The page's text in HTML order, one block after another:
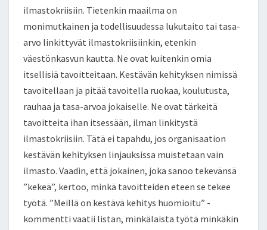
ilmastokriisiin. Tietenkin maailma on
monimutkainen ja todellisuudessa lukutaito tai tasa-
arvo linkittyvät ilmastokriisiinkin, etenkin
väestönkasvun kautta. Ne ovat kuitenkin omia
itsellisiä tavoitteitaan. Kestävän kehityksen nimissä
tavoitellaan ja pitää tavoitella ruokaa, koulutusta,
rauhaa ja tasa-arvoa jokaiselle. Ne ovat tärkeitä
tavoitteita ihan itsessään, ilman linkitystä
ilmastokriisiin. Tätä ei tapahdu, jos organisaation
kestävän kehityksen linjauksissa muistetaan vain
ilmasto. Vaadin, että jokainen, joka sanoo tekevänsä
”kekeä”, kertoo, minkä tavoitteiden eteen se tekee
työtä. ”Meillä on kestävä kehitys huomioitu” -
kommentti vaatii listan, minkälaista työtä minkäkin